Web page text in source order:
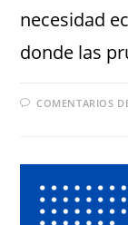
necesidad
donde las
COMENTARIOS